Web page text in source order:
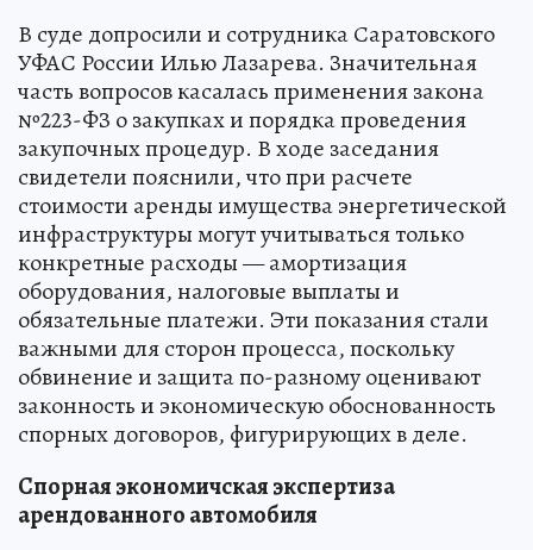
В суде допросили и сотрудника Саратовского
УФАС России Илью Лазарева. Значительная
часть вопросов касалась применения закона
№223-ФЗ о закупках и порядка проведения
закупочных процедур. В ходе заседания
свидетели пояснили, что при расчете
стоимости аренды имущества энергетической
инфраструктуры могут учитываться только
конкретные расходы — амортизация
оборудования, налоговые выплаты и
обязательные платежи. Эти показания стали
важными для сторон процесса, поскольку
обвинение и защита по-разному оценивают
законность и экономическую обоснованность
спорных договоров, фигурирующих в деле.
Спорная экономичская экспертиза
арендованного автомобиля